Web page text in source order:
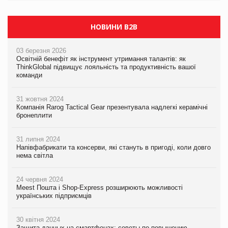
НОВИНИ B2B
03 березня 2026
Освітній бенефіт як інструмент утримання талантів: як
ThinkGlobal підвищує лояльність та продуктивність вашої
команди
31 жовтня 2024
Компанія Rarog Tactical Gear презентувала надлегкі керамічні
бронеплити
31 липня 2024
Напівфабрикати та консерви, які стануть в пригоді, коли довго
нема світла
24 червня 2024
Meest Пошта і Shop-Express розширюють можливості
українських підприємців
30 квітня 2024